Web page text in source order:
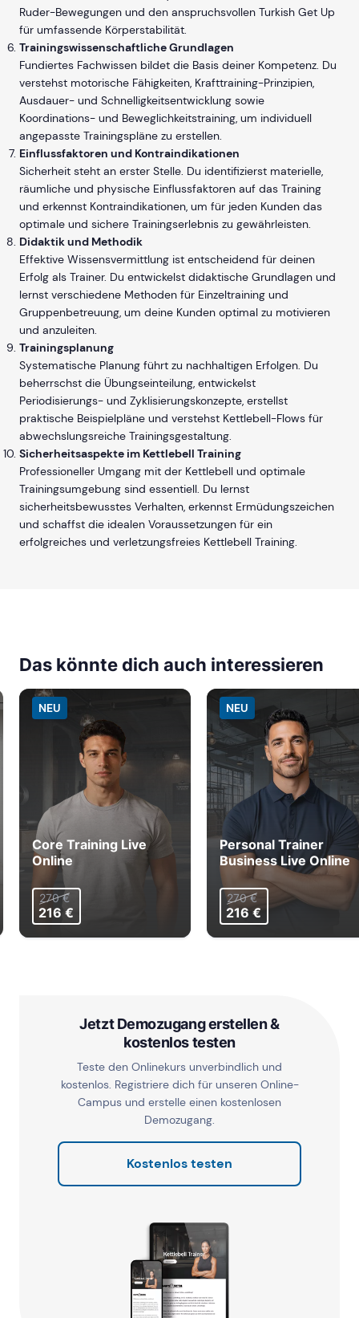
Ruder-Bewegungen und den anspruchsvollen Turkish Get Up
für umfassende Körperstabilität.
Trainingswissenschaftliche Grundlagen
Fundiertes Fachwissen bildet die Basis deiner Kompetenz. Du
verstehst motorische Fähigkeiten, Krafttraining-Prinzipien,
Ausdauer- und Schnelligkeitsentwicklung sowie
Koordinations- und Beweglichkeitstraining, um individuell
angepasste Trainingspläne zu erstellen.
Einflussfaktoren und Kontraindikationen
Sicherheit steht an erster Stelle. Du identifizierst materielle,
räumliche und physische Einflussfaktoren auf das Training
und erkennst Kontraindikationen, um für jeden Kunden das
optimale und sichere Trainingserlebnis zu gewährleisten.
Didaktik und Methodik
Effektive Wissensvermittlung ist entscheidend für deinen
Erfolg als Trainer. Du entwickelst didaktische Grundlagen und
lernst verschiedene Methoden für Einzeltraining und
Gruppenbetreuung, um deine Kunden optimal zu motivieren
und anzuleiten.
Trainingsplanung
Systematische Planung führt zu nachhaltigen Erfolgen. Du
beherrschst die Übungseinteilung, entwickelst
Periodisierungs- und Zyklisierungskonzepte, erstellst
praktische Beispielpläne und verstehst Kettlebell-Flows für
abwechslungsreiche Trainingsgestaltung.
Sicherheitsaspekte im Kettlebell Training
Professioneller Umgang mit der Kettlebell und optimale
Trainingsumgebung sind essentiell. Du lernst
sicherheitsbewusstes Verhalten, erkennst Ermüdungszeichen
und schaffst die idealen Voraussetzungen für ein
erfolgreiches und verletzungsfreies Kettlebell Training.
Das könnte dich auch interessieren
NEU
Core Training Live
Online
270 €
216 €
NEU
Personal Trainer
Business Live Online
270 €
216 €
Jetzt Demozugang erstellen &
kostenlos testen
Teste den Onlinekurs unverbindlich und
kostenlos. Registriere dich für unseren Online-
Campus und erstelle einen kostenlosen
Demozugang.
Kostenlos testen